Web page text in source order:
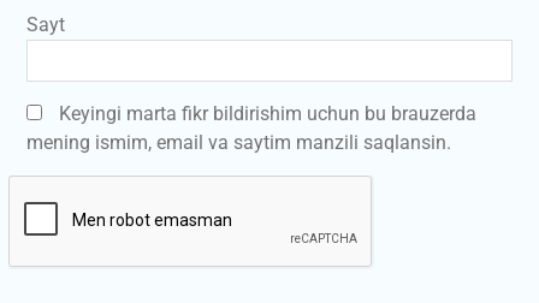
Sayt
Keyingi marta fikr bildirishim uchun bu brauzerda
mening ismim, email va saytim manzili saqlansin.